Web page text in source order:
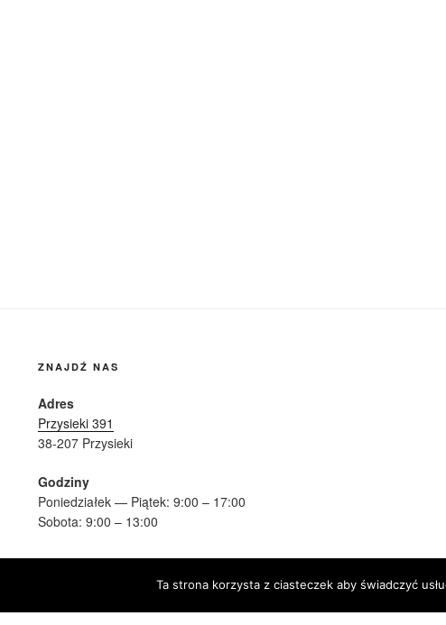
ZNAJDŹ NAS
Adres
Przysieki 391
38-207 Przysieki
Godziny
Poniedziałek — Piątek: 9:00 – 17:00
Sobota: 9:00 – 13:00
Ta strona korzysta z ciasteczek aby świadczyć